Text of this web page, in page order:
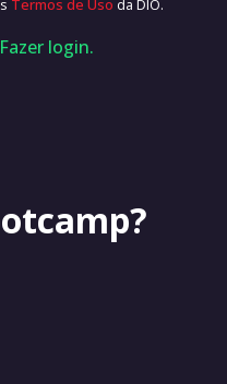
Termos de Uso da DIO.
Fazer login.